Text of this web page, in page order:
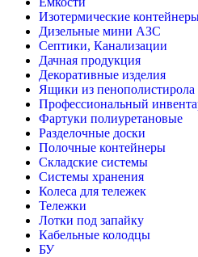
Изотермические
Дизельные мини АЗС
Септики, Канализации
Дачная продукция
Декоративные изделия
Ящики из пенополистирола
Профессиональный
Фартуки полиуретановые
Разделочные доски
Полочные контейнеры
Складские системы
Системы хранения
Колеса для тележек
Тележки
Лотки под запайку
Кабельные колодцы
БУ